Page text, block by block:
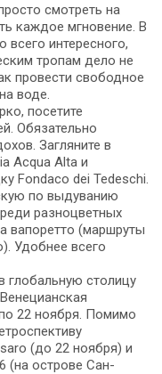
смотреть на
каждое мгновение. В
всего интересного,
тропам дело не
провести свободное
воде.
посетите
Обязательно
Загляните в
Acqua Alta и
Fondaco dei Tedeschi.
по выдуванию
разноцветных
вапоретто (маршруты
Удобнее всего
глобальную столицу
22 ноября. Помимо
(до 22 ноября) и
(на острове Сан-